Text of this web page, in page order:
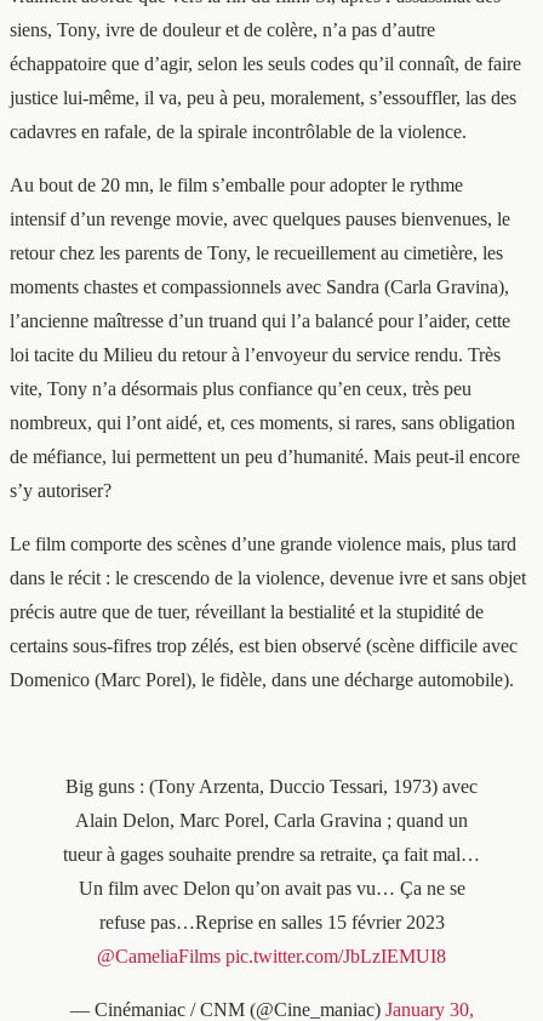
siens, Tony, ivre de douleur et de colère, n’a pas d’autre
échappatoire que d’agir, selon les seuls codes qu’il connaît, de faire
justice lui-même, il va, peu à peu, moralement, s’essouffler, las des
cadavres en rafale, de la spirale incontrôlable de la violence.
Au bout de 20 mn, le film s’emballe pour adopter le rythme
intensif d’un revenge movie, avec quelques pauses bienvenues, le
retour chez les parents de Tony, le recueillement au cimetière, les
moments chastes et compassionnels avec Sandra (Carla Gravina),
l’ancienne maîtresse d’un truand qui l’a balancé pour l’aider, cette
loi tacite du Milieu du retour à l’envoyeur du service rendu. Très
vite, Tony n’a désormais plus confiance qu’en ceux, très peu
nombreux, qui l’ont aidé, et, ces moments, si rares, sans obligation
de méfiance, lui permettent un peu d’humanité. Mais peut-il encore
s’y autoriser?
Le film comporte des scènes d’une grande violence mais, plus tard
dans le récit : le crescendo de la violence, devenue ivre et sans objet
précis autre que de tuer, réveillant la bestialité et la stupidité de
certains sous-fifres trop zélés, est bien observé (scène difficile avec
Domenico (Marc Porel), le fidèle, dans une décharge automobile).
Big guns : (Tony Arzenta, Duccio Tessari, 1973) avec
Alain Delon, Marc Porel, Carla Gravina ; quand un
tueur à gages souhaite prendre sa retraite, ça fait mal…
Un film avec Delon qu’on avait pas vu… Ça ne se
refuse pas…Reprise en salles 15 février 2023
@CameliaFilms pic.twitter.com/JbLzIEMUI8
— Cinémaniac / CNM (@Cine_maniac) January 30,